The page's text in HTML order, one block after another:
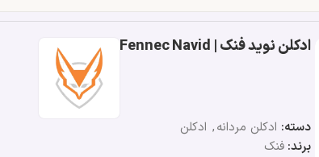
ادکلن نوید فنک | Fennec Navid
دسته: ادکلن مردانه, ادکلن
برند: فنک